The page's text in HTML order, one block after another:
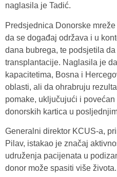
naglasila je Tadić.
Predsjednica Donorske
da se događaj održava i u
dana bubrega, te podsjetila
transplantacije. Naglasila je
kapacitetima, Bosna i
oblasti, ali da ohrabruju
pomake, uključujući i
donorskih kartica u
Generalni direktor KCUS-a,
Pilav, istakao je značaj
udruženja pacijenata u
donor može spasiti više života.